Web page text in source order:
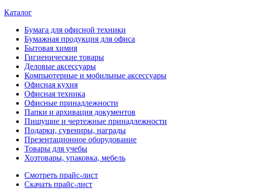
Каталог
Бумага для офисной техники
Бумажная продукция для офиса
Бытовая химия
Гигиенические товары
Деловые аксессуары
Компьютерные и мобильные аксессуары
Офисная кухня
Офисная техника
Офисные принадлежности
Папки и архивация документов
Пишущие и чертежные принадлежности
Подарки, сувениры, награды
Презентационное оборудование
Товары для учебы
Хозтовары, упаковка, мебель
Смотреть прайс-лист
Скачать прайс-лист